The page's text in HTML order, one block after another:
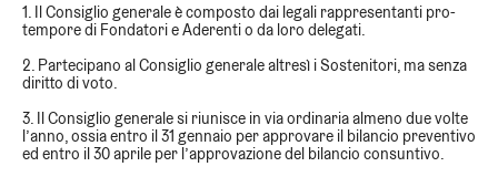
1. Il Consiglio generale è composto dai legali rappresentanti pro-
tempore di Fondatori e Aderenti o da loro delegati.
2. Partecipano al Consiglio generale altresì i Sostenitori, ma senza
diritto di voto.
3. Il Consiglio generale si riunisce in via ordinaria almeno due volte
l’anno, ossia entro il 31 gennaio per approvare il bilancio preventivo
ed entro il 30 aprile per l’approvazione del bilancio consuntivo.